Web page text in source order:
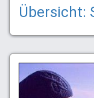
Übersicht: